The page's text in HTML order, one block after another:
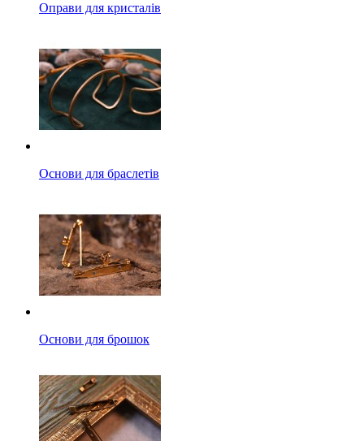
Оправи для кристалів
Основи для браслетів
Основи для брошок